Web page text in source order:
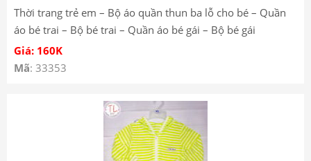
Thời trang trẻ em – Bộ áo quần thun ba lỗ cho bé – Quần
áo bé trai – Bộ bé trai – Quần áo bé gái – Bộ bé gái
YB182518
Giá: 160K
Mã: 33353